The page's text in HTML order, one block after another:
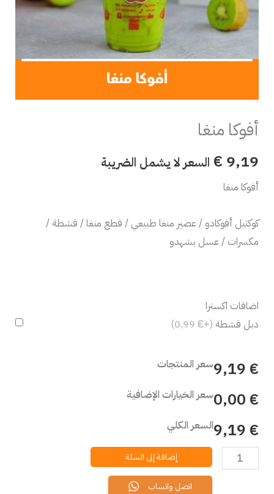
أفوكا منغا
€ 9,19 السعر لا يشمل الضريبة
أفوكا منغا
كوكتيل أفوكادو / عصير منغا طبيعي / قطع منغا / قشطة /
مكسرات / عسل بشهدو
اضافات اكسترا
دبل قشطة (+€ 0,99)
سعر المنتجات € 9,19
سعر الخيارات الإضافية € 0,00
السعر الكلي € 9,19
إضافة إلى السلة
اتصل واتساب